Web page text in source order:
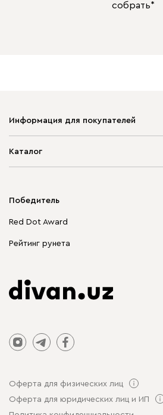
собрать*
Информация для покупателей
Каталог
Корпусная мебель
Столы и стулья
Победитель
Red Dot Award
Рейтинг рунета
Оферта для физических лиц
Оферта для юридических лиц и ИП